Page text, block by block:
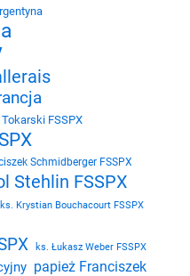
FSSPX
Schmidberger FSSPX
Stehlin FSSPX
ks. Krystian Bouchacourt FSSPX
ks. Łukasz Weber FSSPX
papież Franciszek